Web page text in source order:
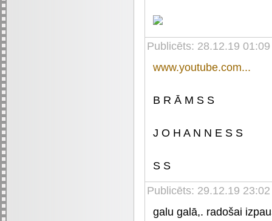
Publicēts: 28.12.19 01:09
www.youtube.com...
B R Ā M S S
J O H A N N E S S
S S
Publicēts: 29.12.19 23:02
galu galā,. radošai